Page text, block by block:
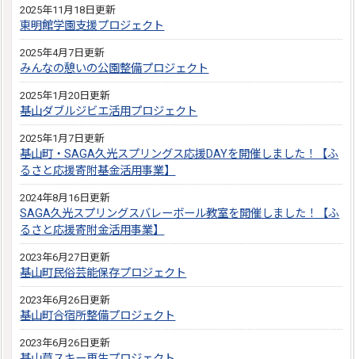
2025年11月18日更新
東明館学園支援プロジェクト
2025年4月7日更新
みんなの憩いの公園整備プロジェクト
2025年1月20日更新
基山ダブルジビエ活用プロジェクト
2025年1月7日更新
基山町・SAGA久光スプリングス応援DAYを開催しました！【ふ
るさと応援寄附基金活用事業】
2024年8月16日更新
SAGA久光スプリングスバレーボール教室を開催しました！【ふ
るさと応援寄附金活用事業】
2023年6月27日更新
基山町民俗芸能保存プロジェクト
2023年6月26日更新
基山町合宿所整備プロジェクト
2023年6月26日更新